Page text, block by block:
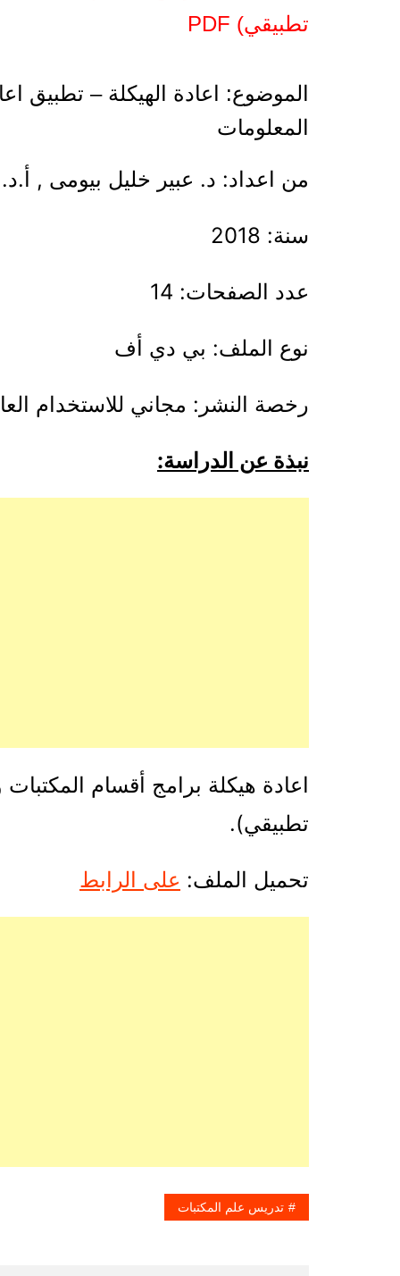
تطبيقي) PDF
الموضوع: اعادة الهيكلة – تطبيق
المعلومات
من اعداد: د. عبير خليل بيومى ,
سنة: 2018
عدد الصفحات: 14
نوع الملف: بي دي أف
رخصة النشر: مجاني للاستخدام
نبذة عن الدراسة:
اعادة هيكلة برامج أقسام
تطبيقي).
تحميل الملف: على الرابط
تدريس علم المكتبات